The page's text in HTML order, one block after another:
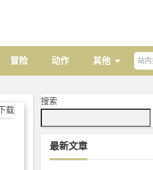
冒险 动作 其他
搜索
最新文章